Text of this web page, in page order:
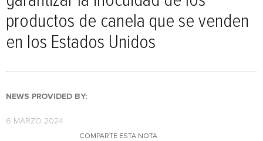
productos de canela que se venden
en los Estados Unidos
NEWS PROVIDED BY:
6 MARZO 2024
COMPARTE ESTA NOTA